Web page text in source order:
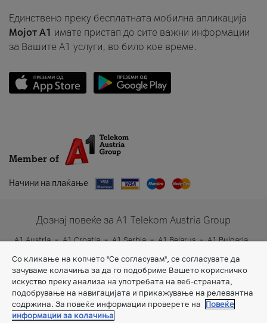
Единствено преку бесплатната мобилна апликација
Мојот A1 имате пристап до сите важни информации
за Вашите A1 услуги, во било кое време.
Member of
Начини на плаќање
Дознај повеќе за A1 Telekom Austria Group
A1 Austria A1 Croatia A1 Serbia A1 Belarus
A1 Bulgaria
A1 Slovenia
A1 Digital
Со кликање на копчето "Се согласувам", се согласувате да
зачуваме колачиња за да го подобриме Вашето корисничко
искуство преку анализа на употребата на веб-страната,
подобрување на навигацијата и прикажување на релевантна
содржина. За повеќе информации проверете на
Повеќе
информации за колачиња